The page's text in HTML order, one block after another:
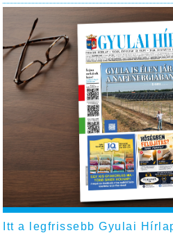
Itt a legfrissebb Gyulai